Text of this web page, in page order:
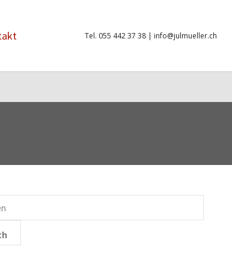
Tel. 055 442 37 38 | info@julmueller.ch